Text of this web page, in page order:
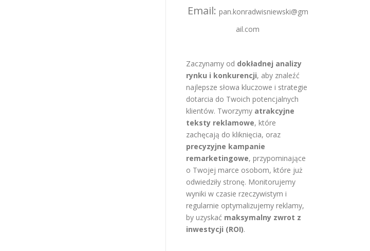
Email: pan.konradwisniewski@gm
ail.com
Zaczynamy od dokładnej analizy
rynku i konkurencji, aby znaleźć
najlepsze słowa kluczowe i strategie
dotarcia do Twoich potencjalnych
klientów. Tworzymy atrakcyjne
teksty reklamowe, które
zachęcają do kliknięcia, oraz
precyzyjne kampanie
remarketingowe, przypominające
o Twojej marce osobom, które już
odwiedziły stronę. Monitorujemy
wyniki w czasie rzeczywistym i
regularnie optymalizujemy reklamy,
by uzyskać maksymalny zwrot z
inwestycji (ROI).